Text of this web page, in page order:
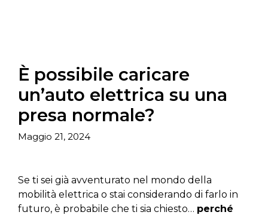
È possibile caricare
un’auto elettrica su una
presa normale?
Maggio 21, 2024
Se ti sei già avventurato nel mondo della
mobilità elettrica o stai considerando di farlo in
futuro, è probabile che ti sia chiesto… perché